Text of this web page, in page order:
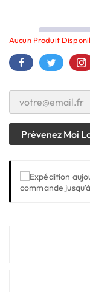
Aucun Produit
Prévenez Moi
commande